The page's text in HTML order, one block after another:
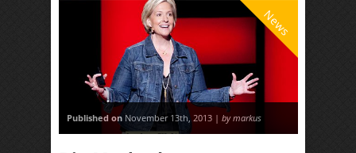
News
Published on November 13th, 2013 | by markus